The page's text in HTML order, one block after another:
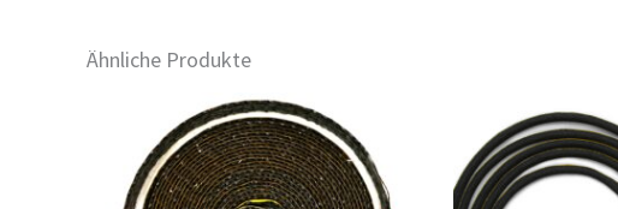
Ähnliche Produkte